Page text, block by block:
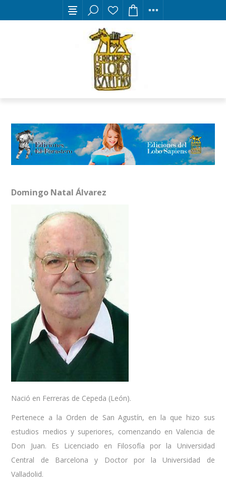
Domingo Natal Álvarez
Nació en Ferreras de Cepeda (León).
Pertenece a la Orden de San Agustín, en la que hizo sus
estudios medios y superiores, comenzando en Valencia de
Don Juan. Es Licenciado en Filosofía por la Universidad
Central de Barcelona y Doctor por la Universidad de
Valladolid.